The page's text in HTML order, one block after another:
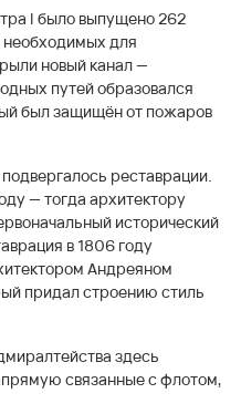
I было выпущено 262
необходимых для
новый канал —
путей образовался
был защищён от пожаров
реставрации.
— тогда архитектору
исторический
в 1806 году
Андреяном
придал строению стиль
здесь
связанные с флотом,